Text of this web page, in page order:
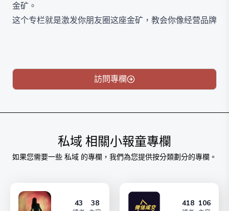
金矿。
这个专栏就是激发你朋友圈这座金矿，教会你像经营品牌
易获得成功与财富。换句话说，你的朋友圈就是你的财
富，朋友就等于你拥有的财富价值和社交身价。
訪問專欄
私域 相關小報童專欄
如果您需要一些 私域 的專欄，我們為您提供按分類劃分的專欄。
43 38 418 106